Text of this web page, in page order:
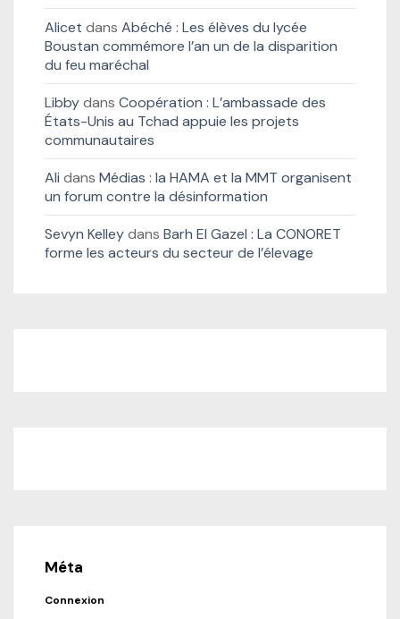
Alicet dans Abéché : Les élèves du lycée
Boustan commémore l’an un de la disparition
du feu maréchal
Libbydans Coopération : L’ambassade des
États-Unis au Tchad appuie les projets
communautaires
Ali dans Médias : la HAMA et la MMT organisent
un forum contre la désinformation
Sevyn Kelleydans Barh El Gazel : La CONORET
forme les acteurs du secteur de l’élevage
Méta
Connexion